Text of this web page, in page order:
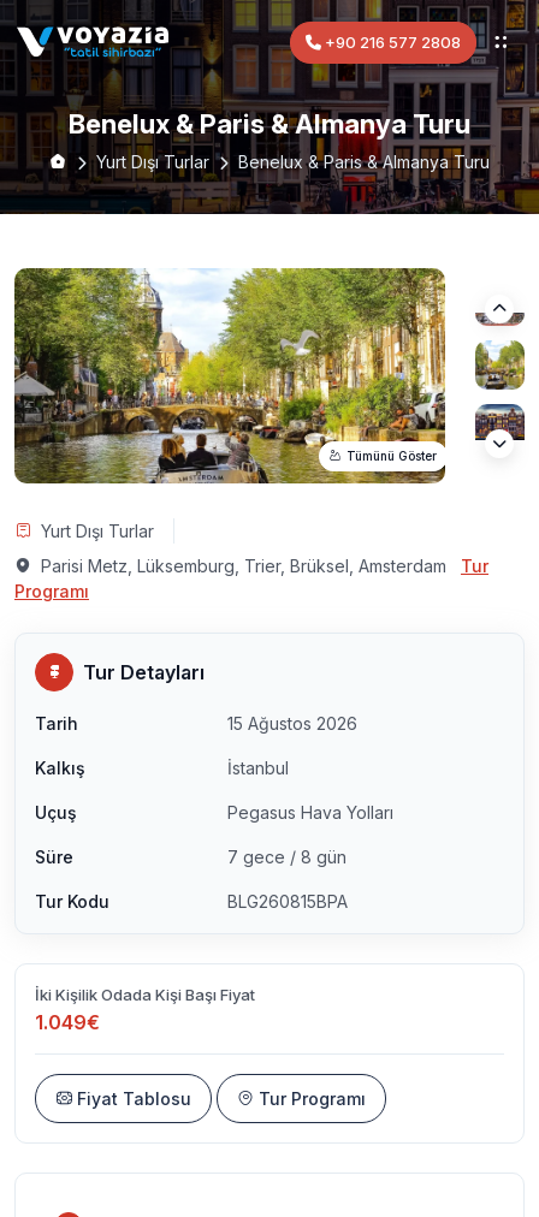
+90 216 577 2808
Benelux & Paris & Almanya Turu
Yurt Dışı Turlar Benelux & Paris & Almanya Turu
Tümünü Göster
Yurt Dışı Turlar
Parisi Metz, Lüksemburg, Trier, Brüksel, Amsterdam
Tur
Programı
Tur Detayları
Tarih 15 Ağustos 2026
Kalkış İstanbul
Uçuş Pegasus Hava Yolları
Süre 7 gece / 8 gün
Tur Kodu BLG260815BPA
İki Kişilik Odada Kişi Başı Fiyat
1.049€
Fiyat Tablosu Tur Programı